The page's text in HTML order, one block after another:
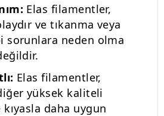
Elas filamentler,
ve tıkanma veya
sorunlara neden olma
Elas filamentler,
yüksek kaliteli
daha uygun